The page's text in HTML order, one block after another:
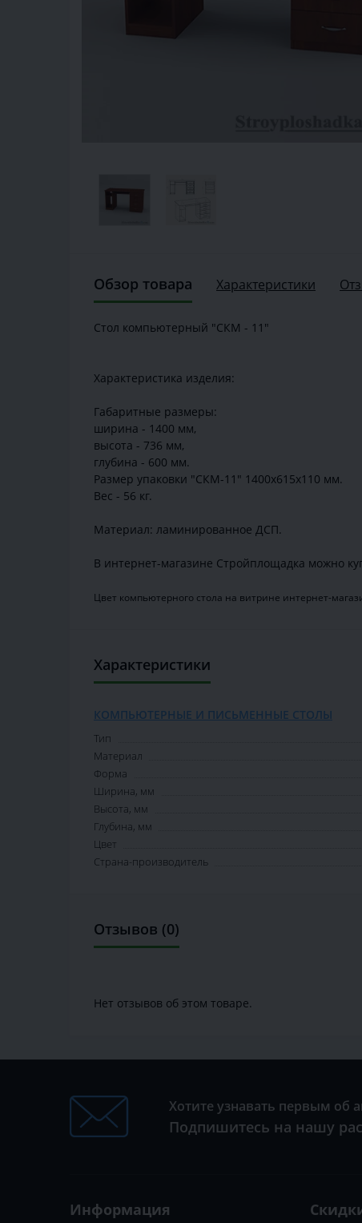
Обзор товара Характеристики
Стол компьютерный "СКМ - 11"
Характеристика изделия:
Габаритные размеры:
ширина - 1400 мм,
высота - 736 мм,
глубина - 600 мм.
Размер упаковки "СКМ-11" 1400х615х110 мм.
Вес - 56 кг.
Материал: ламинированное ДСП.
В интернет-магазине Стройплощадка можно
Цвет компьютерного стола на витрине интернет-
Характеристики
КОМПЬЮТЕРНЫЕ И ПИСЬМЕННЫЕ СТОЛЫ
Тип
Материал
Форма
Ширина, мм
Высота, мм
Глубина, мм
Цвет
Страна-производитель
Отзывов (0)
Нет отзывов об этом товаре.
Хотите узнавать первым об
Подпишитесь на нашу
Информация